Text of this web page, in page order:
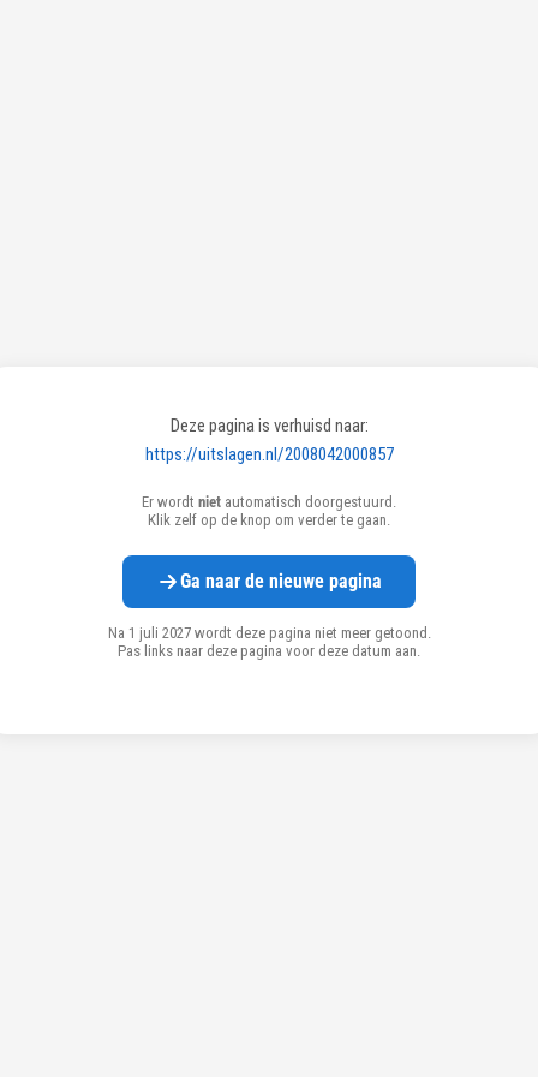
Deze pagina is verhuisd naar:
https://uitslagen.nl/2008042000857
Er wordt niet automatisch doorgestuurd.
Klik zelf op de knop om verder te gaan.
Ga naar de nieuwe pagina
Na 1 juli 2027 wordt deze pagina niet meer getoond.
Pas links naar deze pagina voor deze datum aan.